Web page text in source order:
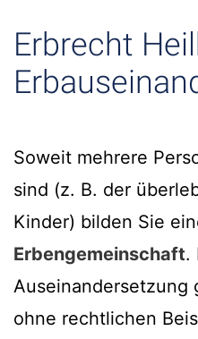
Erbrecht
Soweit mehrere
sind (z. B. der
Kinder) bilden Sie
Erbengemeinschaft.
Auseinandersetzung
ohne rechtlichen